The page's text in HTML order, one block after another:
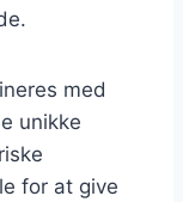
med
unikke
for at give